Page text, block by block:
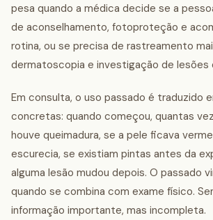
pesa quando a médica decide se a
de aconselhamento, fotoproteção e
rotina, ou se precisa de rastreamento
dermatoscopia e investigação de lesões
Em consulta, o uso passado é traduzido
concretas: quando começou, quantas
houve queimadura, se a pele ficava
escurecia, se existiam pintas antes da
alguma lesão mudou depois. O passado
quando se combina com exame físico.
informação importante, mas incompleta.